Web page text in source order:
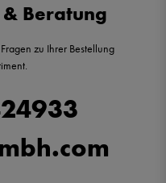
Beratung
zu Ihrer Bestellung